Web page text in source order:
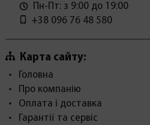
Пн-Пт: з 9:00 до 19:00
+38 096 76 48 580
Карта сайту:
Головна
Про компанію
Оплата і доставка
Гарантії та сервіс